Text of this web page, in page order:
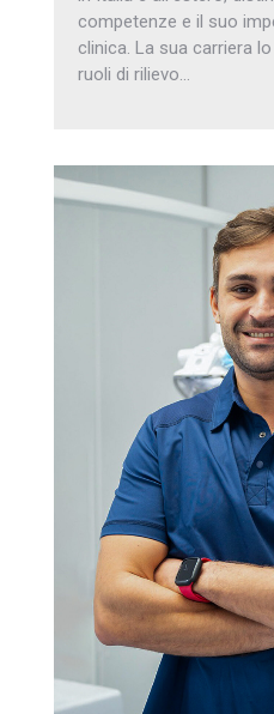
competenze e il suo
clinica. La sua carriera
ruoli di rilievo…